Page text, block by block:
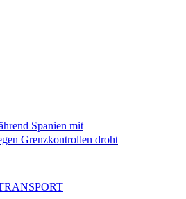
Spanien mit
Grenzkontrollen droht